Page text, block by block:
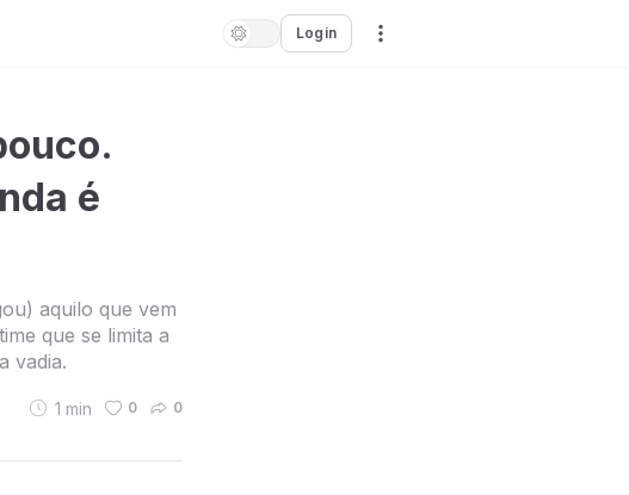
Login
é
aquilo que vem
que se limita a
vadia.
1 min 0 0